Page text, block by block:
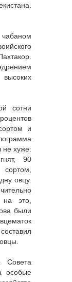
сотни
и
не хуже:
90
овцу.
это,
были
Совета
особые